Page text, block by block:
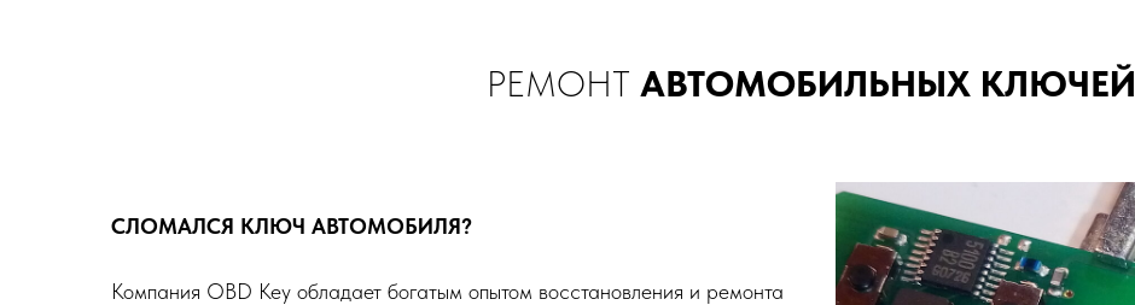
РЕМОНТ АВТОМОБИЛЬНЫХ КЛЮЧЕЙ
СЛОМАЛСЯ КЛЮЧ АВТОМОБИЛЯ?
Компания OBD Key обладает богатым опытом восстановления и ремонта